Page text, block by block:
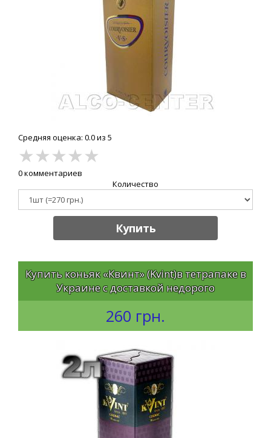
Средняя оценка: 0.0 из 5
★★★★★
0 комментариев
Количество
Купить
Купить коньяк «Квинт» (Kvint)в тетрапаке в
Украине с доставкой недорого
260 грн.